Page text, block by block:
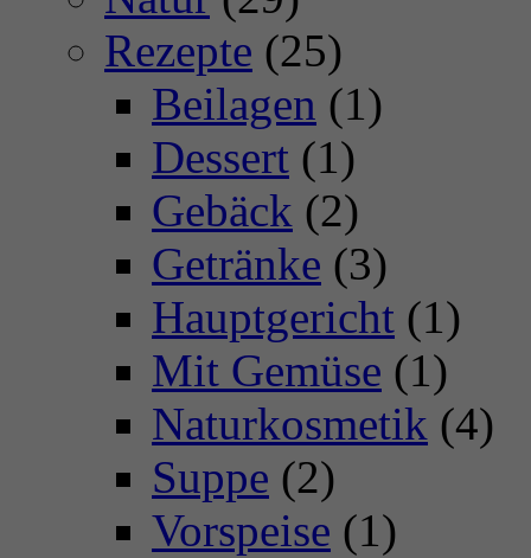
Rezepte (25)
Beilagen (1)
Dessert (1)
Gebäck (2)
Getränke (3)
Hauptgericht (1)
Mit Gemüse (1)
Naturkosmetik (4)
Suppe (2)
Vorspeise (1)